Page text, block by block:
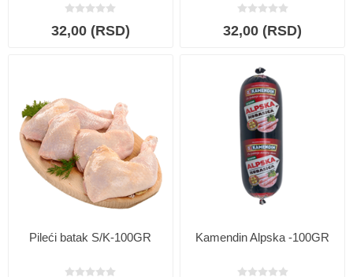
32,00 (RSD) 32,00 (RSD)
Pileći batak S/K-100GR Kamendin Alpska -100GR